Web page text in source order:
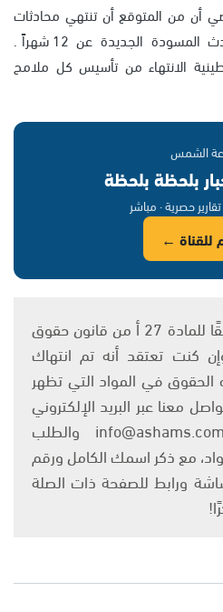
أن من المتوقع أن تنتهي محادثات
السلام خلال 24 شهراً. وتتحدث المسودة الجديدة عن 12 شهراً.
الانتهاء من تأسيس كل ملامح
الشمس
بلحظة بلحظة
تقارير حصرية · مباشر
للقناة ←
يتم الاستخدام المواد وفقًا للمادة 27 أ من قانون حقوق
والنشر 2007، وإن كنت تعتقد أنه تم انتهاك
في المواد التي تظهر
معنا عبر البريد الإلكتروني
على العنوان التالي: info@ashams.com والطلب
مع ذكر اسمك الكامل ورقم
ورابط للصفحة ذات الصلة